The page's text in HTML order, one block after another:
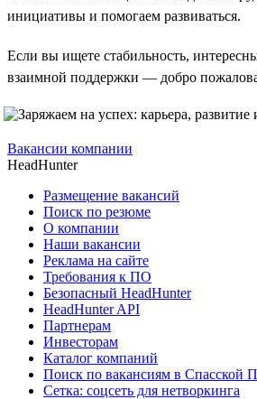
инициативы и помогаем развиваться.
Если вы ищете стабильность,
взаимной поддержки — добро
Вакансии компании
HeadHunter
Размещение вакансий
Поиск по резюме
О компании
Наши вакансии
Реклама на сайте
Требования к ПО
Безопасный HeadHunter
HeadHunter API
Партнерам
Инвесторам
Каталог компаний
Поиск по вакансиям в Спасской
Сетка: соцсеть для нетворкинга